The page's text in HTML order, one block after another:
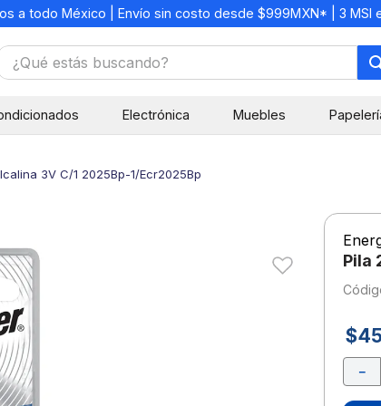
a todo México | Envío sin costo desde $999MXN* | 3 MSI
estás buscando?
Electrónica Muebles
3V C/1 2025Bp-1/Ecr2025Bp
Pila
$45
－
5.
6.
7.
8.
9.